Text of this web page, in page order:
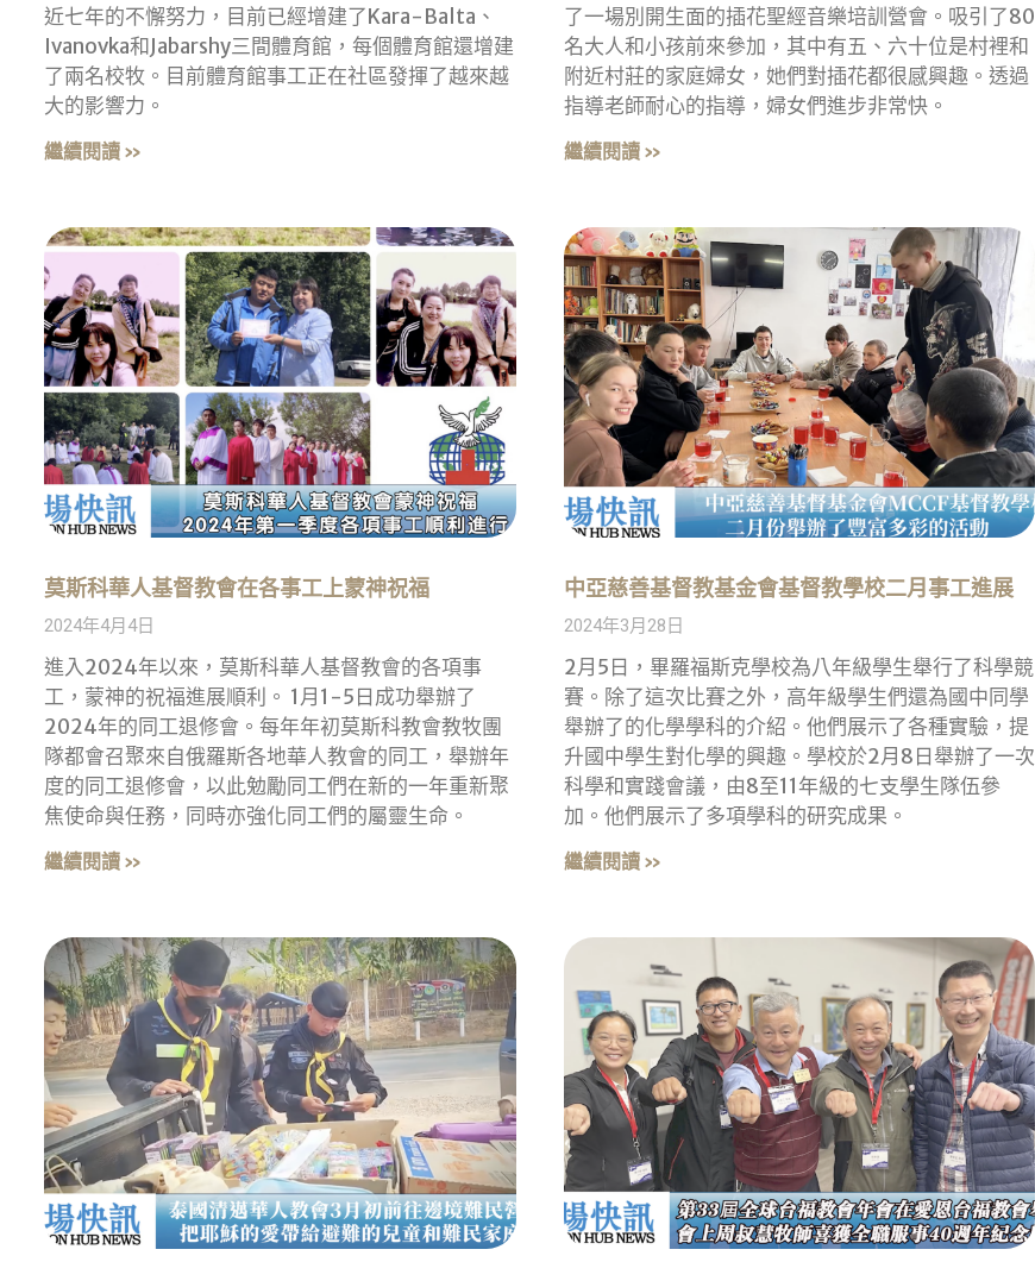
近七年的不懈努力，目前已經增建了Kara-Balta、
Ivanovka和Jabarshy三間體育館，每個體育館還增建
了兩名校牧。目前體育館事工正在社區發揮了越來越
大的影響力。
繼續閱讀 »
了一場別開生面的插花聖經音樂培訓營會。吸引了80
名大人和小孩前來參加，其中有五、六十位是村裡和
附近村莊的家庭婦女，她們對插花都很感興趣。透過
指導老師耐心的指導，婦女們進步非常快。
繼續閱讀 »
莫斯科華人基督教會在各事工上蒙神祝福
2024年4月4日
進入2024年以來，莫斯科華人基督教會的各項事
工，蒙神的祝福進展順利。 1月1-5日成功舉辦了
2024年的同工退修會。每年年初莫斯科教會教牧團
隊都會召聚來自俄羅斯各地華人教會的同工，舉辦年
度的同工退修會，以此勉勵同工們在新的一年重新聚
焦使命與任務，同時亦強化同工們的屬靈生命。
繼續閱讀 »
中亞慈善基督教基金會基督教學校二月事工進展
2024年3月28日
2月5日，畢羅福斯克學校為八年級學生舉行了科學競
賽。除了這次比賽之外，高年級學生們還為國中同學
舉辦了的化學學科的介紹。他們展示了各種實驗，提
升國中學生對化學的興趣。學校於2月8日舉辦了一次
科學和實踐會議，由8至11年級的七支學生隊伍參
加。他們展示了多項學科的研究成果。
繼續閱讀 »